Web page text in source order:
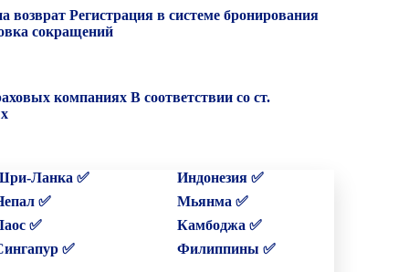
возврат Регистрация в системе бронирования
сокращений
компаниях В соответствии со ст.
Ланка ✅
Индонезия ✅
✅
Мьянма ✅
✅
Камбоджа ✅
✅
Филиппины ✅